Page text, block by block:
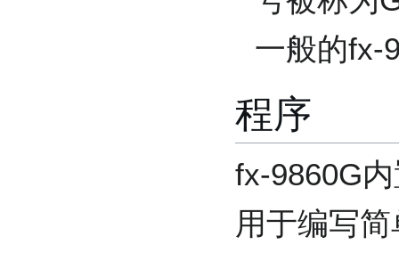
一般的fx-
程序
fx-9860G
用于编写